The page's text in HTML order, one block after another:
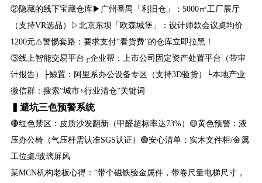
②隐藏的线下宝藏仓库▶广州番禺「利旧仓」：5000㎡工厂展厅
（支持VR选品）▷北京东坝「欧森城堡」：设计师款会议桌均价
1200元⚠️警惕套路：要求支付“看货费”的仓库立即拉黑！
③线上智能交易平台┌企业帮：上市公司固定资产处置平台（带审
计报告）├鲸置：阿里系办公设备专区（支持3D验货）└本地产业
微信群：搜索“城市+行业清仓”关键词
▍避坑三色预警系统
🔴红色禁区：皮质沙发翻新（甲醛超标率达73%）🟡黄色预警：液
压办公椅（气压杆需认准SGS认证）🟢安心清单：实木文件柜/金属
工位桌/玻璃屏风
某MCN机构老板心得：“带个磁铁验金属件，带卷尺量电梯尺寸，